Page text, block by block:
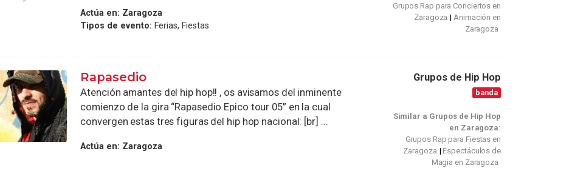
Actúa en: Zaragoza
Tipos de evento: Ferias, Fiestas
Grupos Rap para Conciertos en
Zaragoza
Animación en
Zaragoza
Rapasedio
Atención amantes del hip hop!! , os avisamos del inminente
comienzo de la gira “Rapasedio Epico tour 05” en la cual
convergen estas tres figuras del hip hop nacional: [br] ...
Actúa en: Zaragoza
Grupos de Hip Hop
banda
Similar a Grupos de Hip Hop
en Zaragoza:
Grupos Rap para Fiestas en
Zaragoza
Espectáculos de
Magia en Zaragoza